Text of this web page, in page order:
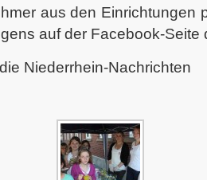
aus den Einrichtungen
auf der Facebook-
Niederrhein-Nachrichten